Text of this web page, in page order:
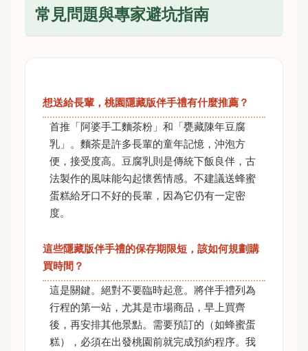
常見問題與專家避坑指南
想送給長輩，桃園隱藏版伴手禮有什麼推薦？
首推「阿婆手工麵茶粉」和「甕藏陳年豆腐
乳」。麵茶是許多長輩的童年記憶，沖泡方
便，接受度高。豆腐乳則是傳統下飯良伴，古
法製作的風味能勾起懷舊情感。不建議送蜂蜜
蛋糕給牙口不好的長輩，因為它仍有一定密
度。
這些隱藏版伴手禮的保存期限短，該如何規劃購
買時間？
這是關鍵。絕對不要臨時起意。將伴手禮列為
行程的第一站，尤其是市場商品，早上買齊
後，再安排其他景點。需要預訂的（如蜂蜜蛋
糕），必須在出發桃園前就完成預約程序。我